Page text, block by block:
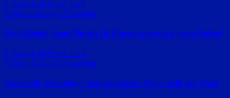
8. August 2026 red_ra24
Polizeimeldungen Straubing
Erst Alkohol, dann Flucht: 18-Jährige wehrt sich gegen Polizei
8. August 2026 red_ra24
Polizeimeldungen Straubing
Ortsschild „Straubing“ herausgerissen: Zeuge stellt den Täter